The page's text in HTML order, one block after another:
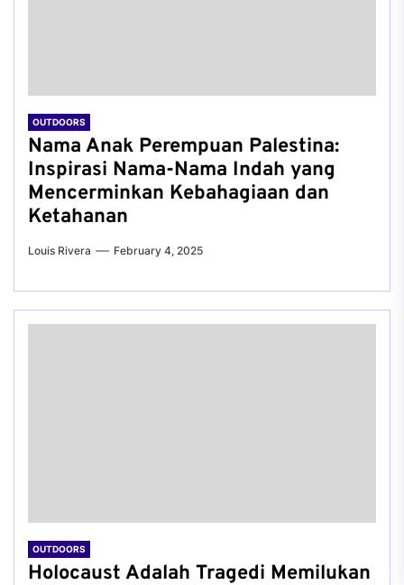
OUTDOORS
Nama Anak Perempuan Palestina:
Inspirasi Nama-Nama Indah yang
Mencerminkan Kebahagiaan dan
Ketahanan
Louis Rivera February 4, 2025
OUTDOORS
Holocaust Adalah Tragedi Memilukan